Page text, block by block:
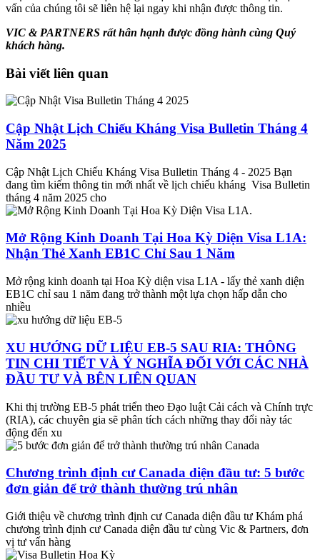
vấn của chúng tôi sẽ liên hệ lại ngay khi nhận được thông tin.
VIC & PARTNERS rất hân hạnh được đồng hành cùng Quý
khách hàng.
Bài viết liên quan
Cập Nhật Lịch Chiếu Kháng Visa Bulletin Tháng 4
Năm 2025
Cập Nhật Lịch Chiếu Kháng Visa Bulletin Tháng 4 - 2025 Bạn
đang tìm kiếm thông tin mới nhất về lịch chiếu kháng Visa Bulletin
tháng 4 năm 2025 cho
Mở Rộng Kinh Doanh Tại Hoa Kỳ Diện Visa L1A:
Nhận Thẻ Xanh EB1C Chỉ Sau 1 Năm
Mở rộng kinh doanh tại Hoa Kỳ diện visa L1A - lấy thẻ xanh diện
EB1C chỉ sau 1 năm đang trở thành một lựa chọn hấp dẫn cho
nhiều
XU HƯỚNG DỮ LIỆU EB-5 SAU RIA: THÔNG
TIN CHI TIẾT VÀ Ý NGHĨA ĐỐI VỚI CÁC NHÀ
ĐẦU TƯ VÀ BÊN LIÊN QUAN
Khi thị trường EB-5 phát triển theo Đạo luật Cải cách và Chính trực
(RIA), các chuyên gia sẽ phân tích cách những thay đổi này tác
động đến xu
Chương trình định cư Canada diện đầu tư: 5 bước
đơn giản để trở thành thường trú nhân
Giới thiệu về chương trình định cư Canada diện đầu tư Khám phá
chương trình định cư Canada diện đầu tư cùng Vic & Partners, đơn
vị tư vấn hàng